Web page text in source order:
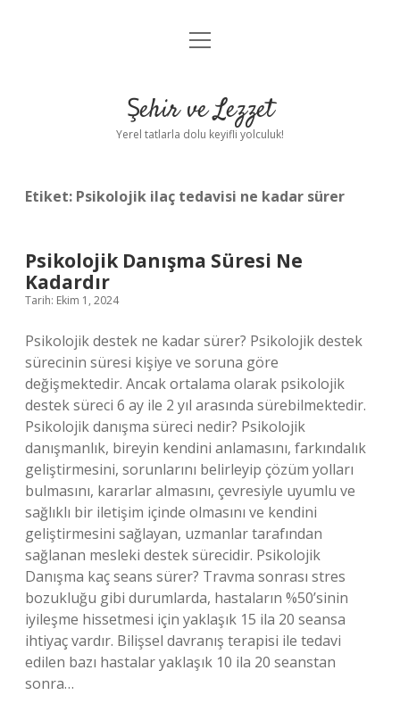
Anasayfa
Yasal Uyarı
menüyü
Şehir ve Lezzet
Yerel tatlarla dolu keyifli yolculuk!
Etiket: Psikolojik ilaç tedavisi ne kadar sürer
Psikolojik Danışma Süresi Ne
Kadardır
Tarih: Ekim 1, 2024
Psikolojik destek ne kadar sürer? Psikolojik destek
sürecinin süresi kişiye ve soruna göre
değişmektedir. Ancak ortalama olarak psikolojik
destek süreci 6 ay ile 2 yıl arasında sürebilmektedir.
Psikolojik danışma süreci nedir? Psikolojik
danışmanlık, bireyin kendini anlamasını, farkındalık
geliştirmesini, sorunlarını belirleyip çözüm yolları
bulmasını, kararlar almasını, çevresiyle uyumlu ve
sağlıklı bir iletişim içinde olmasını ve kendini
geliştirmesini sağlayan, uzmanlar tarafından
sağlanan mesleki destek sürecidir. Psikolojik
Danışma kaç seans sürer? Travma sonrası stres
bozukluğu gibi durumlarda, hastaların %50’sinin
iyileşme hissetmesi için yaklaşık 15 ila 20 seansa
ihtiyaç vardır. Bilişsel davranış terapisi ile tedavi
edilen bazı hastalar yaklaşık 10 ila 20 seanstan
sonra…